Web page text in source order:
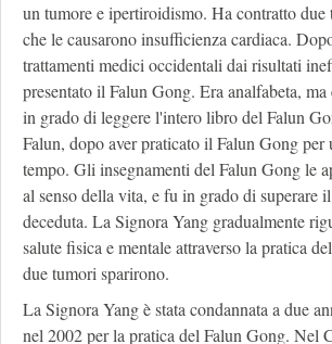
un tumore e ipertiroidismo. Ha contratto
che le causarono insufficienza cardiaca.
trattamenti medici occidentali dai risultati
presentato il Falun Gong. Era analfabeta, ma
in grado di leggere l'intero libro del Falun
Falun, dopo aver praticato il Falun Gong per
tempo. Gli insegnamenti del Falun Gong le
al senso della vita, e fu in grado di superare
deceduta. La Signora Yang gradualmente
salute fisica e mentale attraverso la pratica
due tumori sparirono.
La Signora Yang è stata condannata a due
nel 2002 per la pratica del Falun Gong. Nel